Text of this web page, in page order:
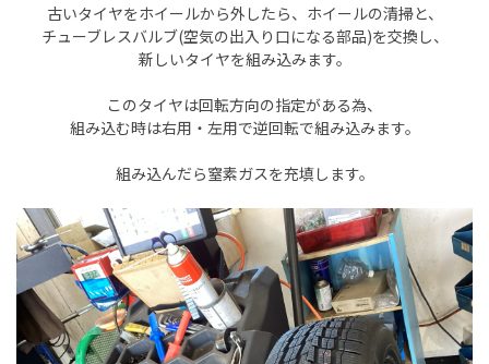
古いタイヤをホイールから外したら、ホイールの清掃と、
チューブレスバルブ(空気の出入り口になる部品)を交換し、
新しいタイヤを組み込みます。
このタイヤは回転方向の指定がある為、
組み込む時は右用・左用で逆回転で組み込みます。
組み込んだら窒素ガスを充填します。